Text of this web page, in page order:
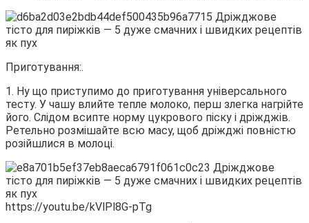
Приготування:.
1. Ну що приступимо до приготування універсального
тесту. У чашу влийте тепле молоко, перш злегка нагрійте
його. Слідом всипте норму цукрового піску і дріжджів.
Ретельно розмішайте всю масу, щоб дріжджі повністю
розійшлися в молоці.
https://youtu.be/kVlPl8G-pTg